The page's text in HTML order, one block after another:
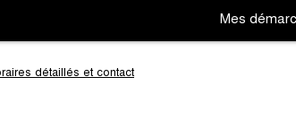
Mes
détaillés et contact